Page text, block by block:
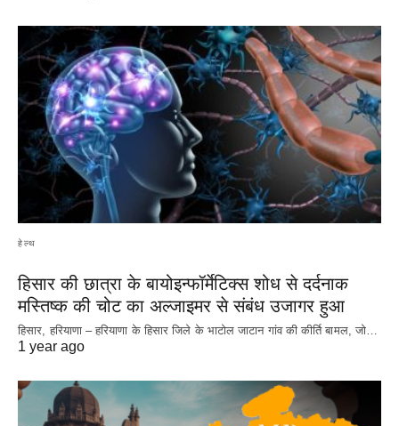
हेल्थ
हिसार की छात्रा के बायोइन्फॉर्मेटिक्स शोध से दर्दनाक
मस्तिष्क की चोट का अल्जाइमर से संबंध उजागर हुआ
हिसार, हरियाणा – हरियाणा के हिसार जिले के भाटोल जाटान गांव की कीर्ति बामल, जो…
1 year ago